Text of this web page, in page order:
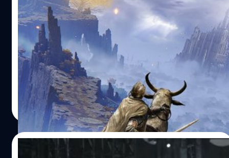
ออกแบบและผู้จัดการ Project ของ Elden Ring และเขายัง
เป็นหนึ่งในผู้กำกับของ Armored Core 6 ที่กำลังจะมาถึงตั้งแต่
ปี 2017 ซึ่งประสบการณ์ของเขาทำให้เป็นไปได้ว่านี่เป็น…
Bandai Namco เผยสถิติน่าสนใจครบรอบปี
Elden Ring มีผู้มัวหมองล้มตายไปมากกว่า
9,000 ล้านครั้ง
Bandai Namco เผยสถิติน่าสนใจครบรอบปี Elden Ring มีผู้
มัวหมองล่มตายไปมากกว่า 9,000 ล้านครั้ง
จีรนาถ เรืองทรัพย์| 1236 days ago
Read More